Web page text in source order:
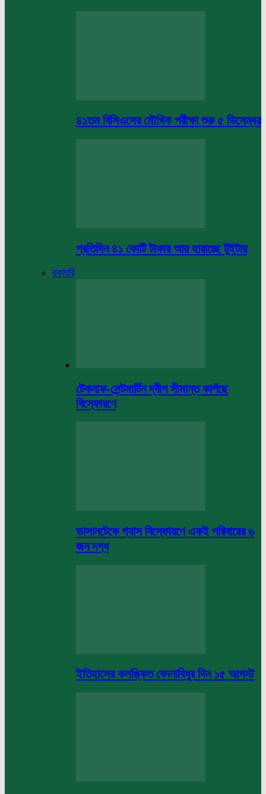
৪১তম বিসিএসের মৌখিক পরীক্ষা শুরু ৫ ডিসেম্বর
প্রতিদিন ৪১ কোটি টাকার আয় হারাচ্ছে টুইটার
রকমারি
টেকনাফ-সেন্টমার্টিন দ্বীপ সীমান্ত কাপঁছে
বিস্ফোরণে
ভাসানটেকে গ্যাস বিস্ফোরণে একই পরিবারের ৬
জন দগ্ধ
ইতিহাসের কলঙ্কিত বেদনাবিধুর দিন ১৫ আগস্ট